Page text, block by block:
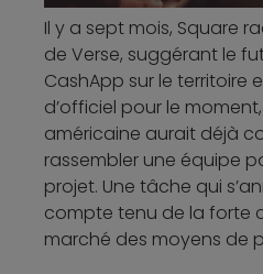
Il y a sept mois, Square
de Verse, suggérant le
CashApp sur le territoire
d’officiel pour le
américaine aurait déjà
rassembler une équipe
projet. Une tâche qui
compte tenu de la forte
marché des moyens de